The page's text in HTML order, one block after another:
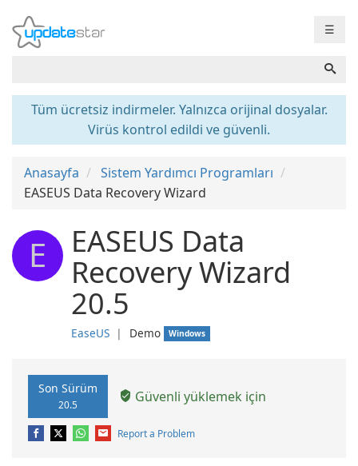
☰
Tüm ücretsiz indirmeler. Yalnızca orijinal dosyalar.
Virüs kontrol edildi ve güvenli.
Anasayfa
Sistem Yardımcı Programları
EASEUS Data Recovery Wizard
E EASEUS Data
Recovery Wizard
20.5
EaseUS ❘ Demo Windows
Son Sürüm
20.5 Güvenli yüklemek için
Report a Problem